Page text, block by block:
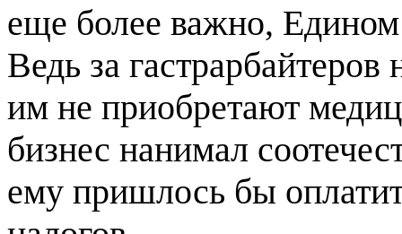
еще более важно,
Ведь за
им не приобретают
бизнес нанимал
ему пришлось бы